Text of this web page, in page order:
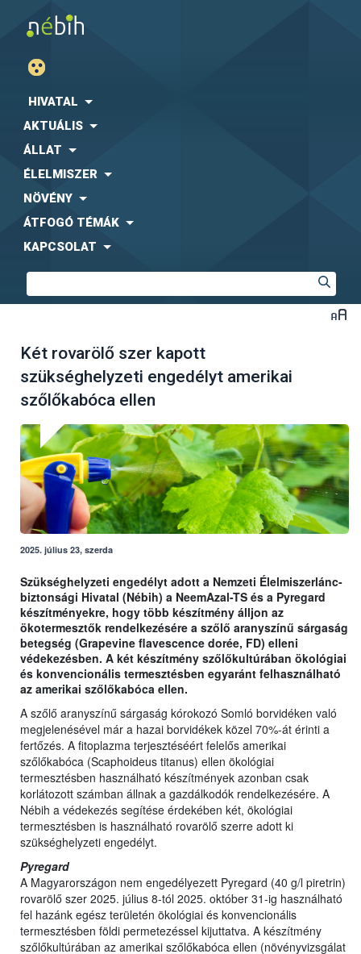
HIVATAL
AKTUÁLIS
ÁLLAT
ÉLELMISZER
NÖVÉNY
ÁTFOGÓ TÉMÁK
KAPCSOLAT
Két rovarölő szer kapott
szükséghelyzeti engedélyt amerikai
szőlőkabóca ellen
2025. július 23, szerda
Szükséghelyzeti engedélyt adott a Nemzeti Élelmiszerlánc-
biztonsági Hivatal (Nébih) a NeemAzal-TS és a Pyregard
készítményekre, hogy több készítmény álljon az
ökotermesztők rendelkezésére a szőlő aranyszínű sárgaság
betegség (Grapevine flavescence dorée, FD) elleni
védekezésben. A két készítmény szőlőkultúrában ökológiai
és konvencionális termesztésben egyaránt felhasználható
az amerikai szőlőkabóca ellen.
A szőlő aranyszínű sárgaság kórokozó Somló borvidéken való
megjelenésével már a hazai borvidékek közel 70%-át érinti a
fertőzés. A fitoplazma terjesztéséért felelős amerikai
szőlőkabóca (Scaphoideus titanus) ellen ökológiai
termesztésben használható készítmények azonban csak
korlátozott számban állnak a gazdálkodók rendelkezésére. A
Nébih a védekezés segítése érdekében két, ökológiai
termesztésben is használható rovarölő szerre adott ki
szükséghelyzeti engedélyt.
Pyregard
A Magyarországon nem engedélyezett Pyregard (40 g/l piretrin)
rovarölő szer 2025. július 8-tól 2025. október 31-ig használható
fel hazánk egész területén ökológiai és konvencionális
termesztésben földi permetezéssel kijuttatva. A készítmény
szőlőkultúrában az amerikai szőlőkabóca ellen (növényvizsgálat